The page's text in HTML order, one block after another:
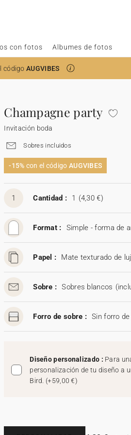
con fotos Albumes de fotos
códigoAUGVIBES
Champagne party
Invitación boda
Sobres incluidos
-15% con el código AUGVIBES
1 Cantidad : 1 (4,30 €)
Format : Simple - forma de
Papel : Mate texturado de
Sobre : Sobres blancos
Forro de sobre : Sin forro
Diseño personalizado : Para
personalización de tu diseño a
Bird. (+59,00 €)